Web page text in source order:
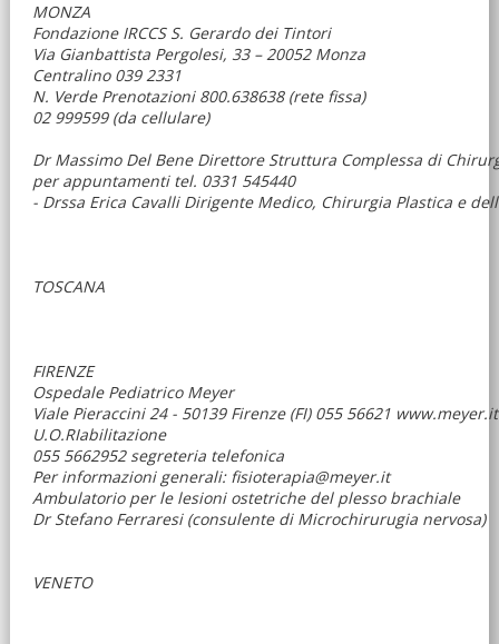
MONZA
Fondazione IRCCS S. Gerardo dei Tintori
Via Gianbattista Pergolesi, 33 – 20052 Monza
Centralino 039 2331
N. Verde Prenotazioni 800.638638 (rete fissa)
02 999599 (da cellulare)
Dr Massimo Del Bene Direttore Struttura Complessa di
per appuntamenti tel. 0331 545440
- Drssa Erica Cavalli Dirigente Medico, Chirurgia Plastica e
TOSCANA
FIRENZE
Ospedale Pediatrico Meyer
Viale Pieraccini 24 - 50139 Firenze (FI) 055 56621 www.meyer.it
U.O.RIabilitazione
055 5662952 segreteria telefonica
Per informazioni generali: fisioterapia@meyer.it
Ambulatorio per le lesioni ostetriche del plesso brachiale
Dr Stefano Ferraresi (consulente di Microchirurugia nervosa)
VENETO